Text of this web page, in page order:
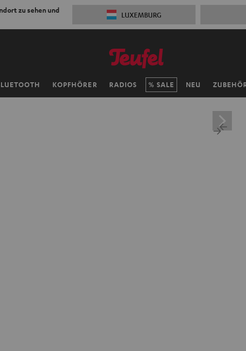
zu sehen und
LUXEMBURG
KOPFHÖRER RADIOS SALE NEU